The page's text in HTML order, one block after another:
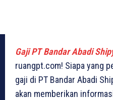
Gaji PT Bandar Abadi
ruangpt.com! Siapa yang
gaji di PT Bandar Abadi
akan memberikan